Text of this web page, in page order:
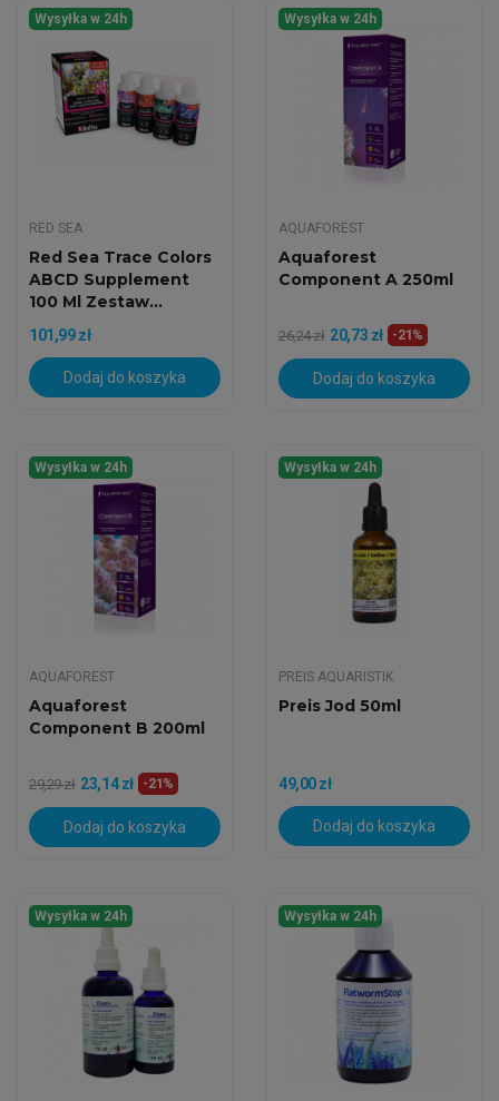
Wysyłka w 24h
RED SEA
Red Sea Trace Colors
ABCD Supplement
100 Ml Zestaw...
101,99 zł
Dodaj do koszyka
Wysyłka w 24h
AQUAFOREST
Aquaforest
Component A 250ml
26,24 zł 20,73 zł -21%
Dodaj do koszyka
Wysyłka w 24h
AQUAFOREST
Aquaforest
Component B 200ml
29,29 zł 23,14 zł -21%
Dodaj do koszyka
Wysyłka w 24h
PREIS AQUARISTIK
Preis Jod 50ml
49,00 zł
Dodaj do koszyka
Wysyłka w 24h Wysyłka w 24h